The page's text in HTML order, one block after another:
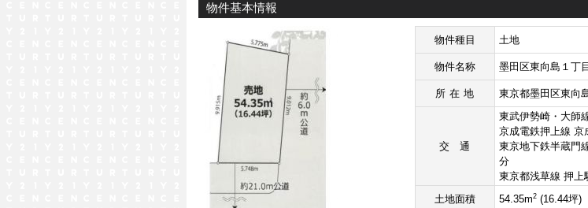
物件基本情報
物件種目 土地
物件名称 墨田区東向島１
所在地 東京都墨田区東向
交通
東武伊勢崎・大師
京成電鉄押上線 京
東京地下鉄半蔵門
分
東京都浅草線 押上
土地面積
54.35m2 (16.44坪)